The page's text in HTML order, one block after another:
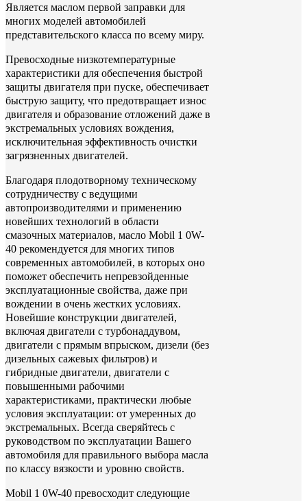
Является маслом первой заправки для
многих моделей автомобилей
представительского класса по всему миру.
Превосходные низкотемпературные
характеристики для обеспечения быстрой
защиты двигателя при пуске, обеспечивает
быструю защиту, что предотвращает износ
двигателя и образование отложений даже в
экстремальных условиях вождения,
исключительная эффективность очистки
загрязненных двигателей.
Благодаря плодотворному техническому
сотрудничеству с ведущими
автопроизводителями и применению
новейших технологий в области
смазочных материалов, масло Mobil 1 0W-
40 рекомендуется для многих типов
современных автомобилей, в которых оно
поможет обеспечить непревзойденные
эксплуатационные свойства, даже при
вождении в очень жестких условиях.
Новейшие конструкции двигателей,
включая двигатели с турбонаддувом,
двигатели с прямым впрыском, дизели (без
дизельных сажевых фильтров) и
гибридные двигатели, двигатели с
повышенными рабочими
характеристиками, практически любые
условия эксплуатации: от умеренных до
экстремальных. Всегда сверяйтесь с
руководством по эксплуатации Вашего
автомобиля для правильного выбора масла
по классу вязкости и уровню свойств.
Mobil 1 0W-40 превосходит следующие